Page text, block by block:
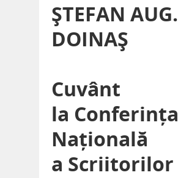
ȘTEFAN AUG.
DOINAȘ
Cuvânt
la Conferința
Națională
a Scriitorilor